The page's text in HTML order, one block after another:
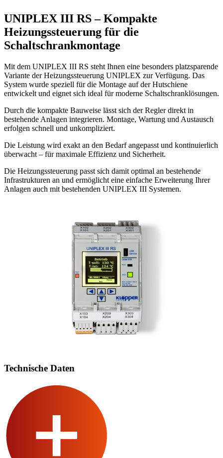
UNIPLEX III RS – Kompakte
Heizungssteuerung für die
Schaltschrankmontage
Mit dem UNIPLEX III RS steht Ihnen eine besonders platzsparende
Variante der Heizungssteuerung UNIPLEX zur Verfügung. Das
System wurde speziell für die Montage auf der Hutschiene
entwickelt und eignet sich ideal für moderne Schaltschranklösungen.
Durch die kompakte Bauweise lässt sich der Regler direkt in
bestehende Anlagen integrieren. Montage, Wartung und Austausch
erfolgen schnell und unkompliziert.
Die Leistung wird exakt an den Bedarf angepasst und kontinuierlich
überwacht – für maximale Effizienz und Sicherheit.
Die Heizungssteuerung passt sich damit optimal an bestehende
Infrastrukturen an und ermöglicht eine einfache Erweiterung Ihrer
Anlagen auch mit bestehenden UNIPLEX III Systemen.
Technische Daten